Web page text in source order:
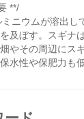
**/
ニウムが溶出
及ぼす。スギナ
やその周辺にス
水性や保肥力も